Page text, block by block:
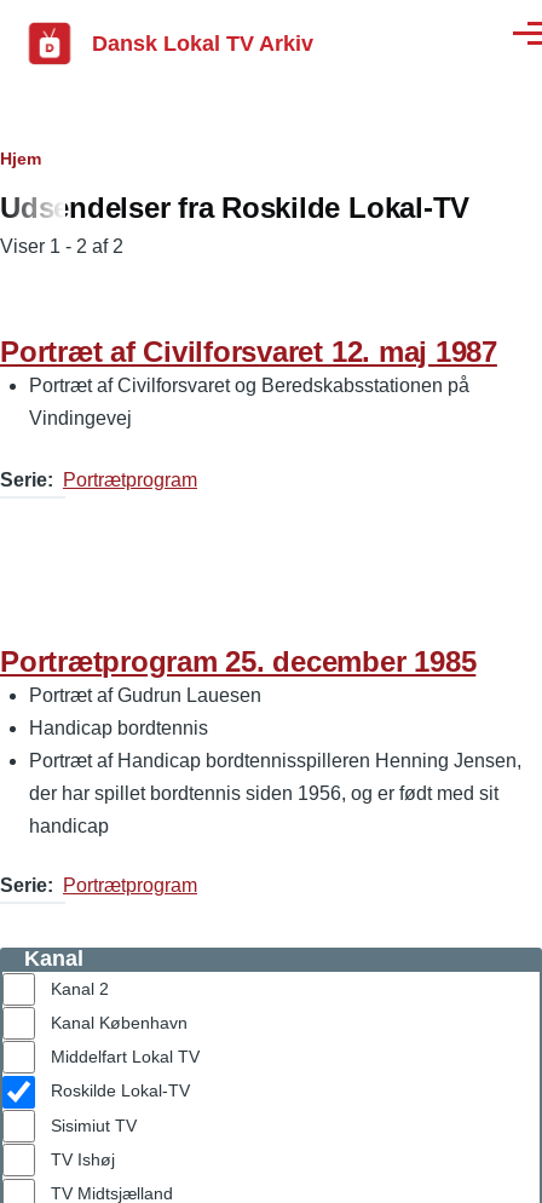
Dansk Lokal TV Arkiv
Brødkrumme
Hjem
Udsendelser fra Roskilde Lokal-TV
Viser 1 - 2 af 2
Portræt af Civilforsvaret 12. maj 1987
Portræt af Civilforsvaret og Beredskabsstationen på
Vindingevej
Serie Portrætprogram
Portrætprogram 25. december 1985
Portræt af Gudrun Lauesen
Handicap bordtennis
Portræt af Handicap bordtennisspilleren Henning Jensen,
der har spillet bordtennis siden 1956, og er født med sit
handicap
Serie Portrætprogram
Kanal
Kanal 2
Kanal København
Middelfart Lokal TV
Roskilde Lokal-TV
Sisimiut TV
TV Ishøj
TV Midtsjælland